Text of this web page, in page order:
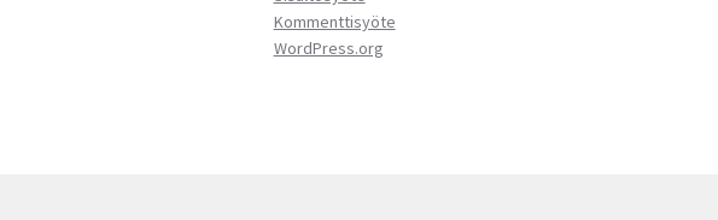
Kommenttisyöte
WordPress.org